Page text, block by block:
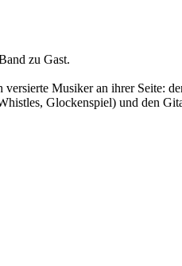
zu Gast.
Musiker an ihrer Seite:
Glockenspiel) und den